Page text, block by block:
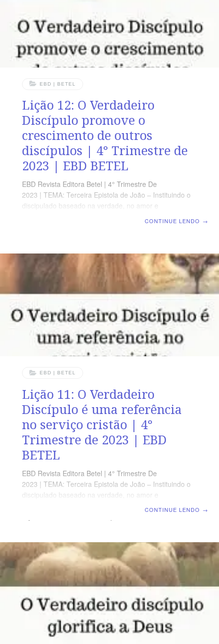
EBD | BETEL
Lição 12: O Verdadeiro
Discípulo promove o
crescimento de outros
discípulos | 4° Trimestre de
2023 | EBD BETEL
EBD Revista Editora Betel | 4° Trimestre De
2023 | TEMA: Terceira Epistola de João – Instituindo o
discipulado baseado na verdade, no amor e
o a homens fiéis, que sejam idôneos para também
ensinarem os outros” 2 Timóteo 2.2 VERDADE
APLICADA Não apenas a liderança, Mas cada discípulo
de Cristo é chamado ao contínuo aperfeiçoamento,
OBJETIVOS DA
CONTINUE LENDO →
EBD | BETEL
Lição 11: O Verdadeiro
Discípulo é uma referência
no serviço cristão | 4°
Trimestre de 2023 | EBD
BETEL
EBD Revista Editora Betel | 4° Trimestre De
2023 | TEMA: Terceira Epistola de João – Instituindo o
discipulado baseado na verdade, no amor e
testemunhamos; e vós bem sabeis que o nosso
testemunho é verdadeiro.” 3 João 12 VERDADE
APLICADA O bom testemunho de um verdadeiro
discípulo é alcançado ao longo de uma trajetória que
CONTINUE LENDO →